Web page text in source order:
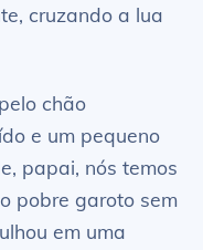
cruzando a lua
chão
e um pequeno
papai, nós temos
pobre garoto sem
em uma